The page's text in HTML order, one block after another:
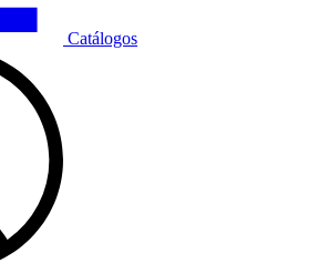
Catálogos